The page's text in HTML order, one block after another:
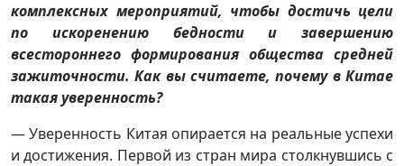
комплексных мероприятий, чтобы достичь цели
по искоренению бедности и завершению
всестороннего формирования общества средней
зажиточности. Как вы считаете, почему в Китае
такая уверенность?
— Уверенность Китая опирается на реальные успехи
и достижения. Первой из стран мира столкнувшись с